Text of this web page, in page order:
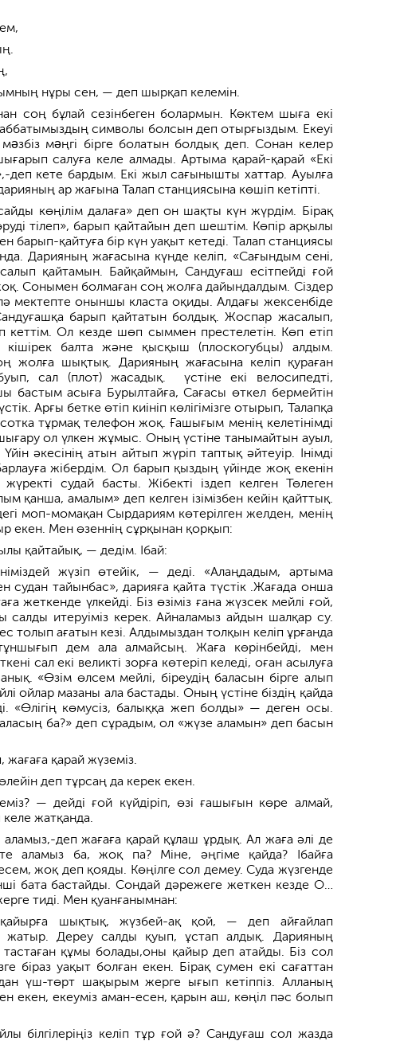
нұры сен, — деп шырқап келемін.
соң бұлай сезінбеген болармын. Көктем шыға екі
символы болсын деп отырғыздым. Екеуі
мəңгі бірге болатын болдық деп. Сонан келер
салуға келе алмады. Артыма қарай-қарай «Екі
деп кете бардым. Екі жыл сағынышты хаттар. Ауылға
ар жағына Талап станциясына көшіп кетіпті.
көңілім далаға» деп он шақты күн жүрдім. Бірақ
тілеп», барып қайтайын деп шештім. Көпір арқылы
барып-қайтуға бір күн уақыт кетеді. Талап станциясы
Дарияның жағасына күнде келіп, «Сағындым сені,
қайтамын. Байқаймын, Сандуғаш есітпейді ғой
Сонымен болмаған соң жолға дайындалдым. Сіздер
мектепте оныншы класта оқиды. Алдағы жексенбіде
барып қайтатын болдық. Жоспар жасалып,
кеттім. Ол кезде шөп сыммен престелетін. Көп етіп
балта және қысқыш (плоскогубцы) алдым.
жолға шықтық. Дарияның жағасына келіп қураған
сал (плот) жасадық. үстіне екі велосипедті,
бастым асыға Бурылтайға, Сағасы өткел бермейтін
Арғы бетке өтіп киініп көлігімізге отырып, Талапқа
тұрмақ телефон жоқ. Ғашығым менің келетінімді
ол үлкен жұмыс. Оның үстіне танымайтын ауыл,
әкесінің атын айтып жүріп таптық әйтеуір. Інімді
жібердім. Ол барып қыздың үйінде жоқ екенін
судай басты. Жібекті іздеп келген Төлеген
қанша, амалым» деп келген ізімізбен кейін қайттық.
моп-момақан Сырдариям көтерілген желден, менің
екен. Мен өзеннің сұрқынан қорқып:
қайтайық, — дедім. Ібай:
жүзіп өтейік, — деді. «Алаңдадым, артыма
судан тайынбас», дарияға қайта түстік .Жағада онша
жеткенде үлкейді. Біз өзіміз ғана жүзсек мейлі ғой,
салды итеруіміз керек. Айналамыз айдын шалқар су.
толып ағатын кезі. Алдымыздан толқын келіп ұрғанда
дем ала алмайсың. Жаға көрінбейді, мен
сал екі великті зорға көтеріп келеді, оған асылуға
«Өзім өлсем мейлі, біреудің баласын бірге алып
ойлар мазаны ала бастады. Оның үстіне біздің қайда
«Өлігің көмусіз, балыққа жеп болды» — деген осы.
ба?» деп сұрадым, ол «жүзе аламын» деп басын
қарай жүземіз.
деп тұрсаң да керек екен.
— дейді ғой күйдіріп, өзі ғашығын көре алмай,
келе жатқанда.
деп жағаға қарай құлаш ұрдық. Ал жаға әлі де
аламыз ба, жоқ па? Міне, әңгіме қайда? Ібайға
жоқ деп қояды. Көңілге сол демеу. Суда жүзгенде
бата бастайды. Сондай дәрежеге жеткен кезде О…
тиді. Мен қуанғанымнан:
шықтық, жүзбей-ақ қой, — деп айғайлап
Дереу салды қуып, ұстап алдық. Дарияның
құмы болады,оны қайыр деп атайды. Біз сол
біраз уақыт болған екен. Бірақ сумен екі сағаттан
үш-төрт шақырым жерге ығып кетіппіз. Алланың
екен, екеуміз аман-есен, қарын аш, көңіл пәс болып
білгілеріңіз келіп тұр ғой ә? Сандуғаш сол жазда